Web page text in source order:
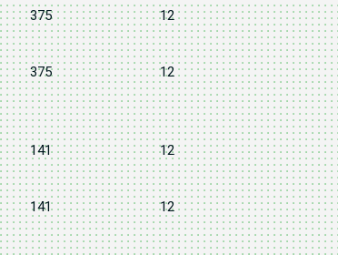
375 12
375 12
141 12
141 12